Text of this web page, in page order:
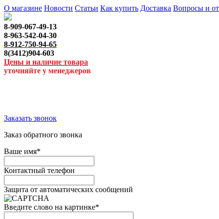
О магазине Новости Статьи Как купить Доставка Вопросы и
8-909-067-49-13
8-963-542-04-30
8-912-750-94-65
8(3412)904-603
Цены и наличие товара
уточняйте у менеджеров
Заказать звонок
Заказ обратного звонка
Ваше имя*
Контактный телефон
Защита от автоматических сообщений
Введите слово на картинке*